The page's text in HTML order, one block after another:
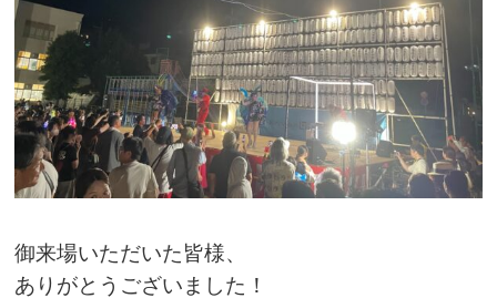
御来場いただいた皆様、
ありがとうございました！